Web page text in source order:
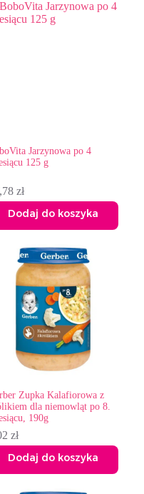
Jarzynowa po 4
125 g
zł
Dodaj do koszyka
Zupka Kalafiorowa z
dla niemowląt po 8.
190g
zł
Dodaj do koszyka